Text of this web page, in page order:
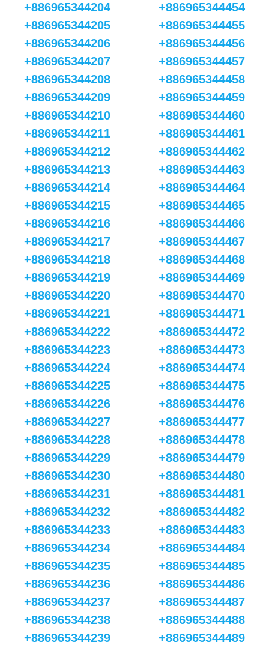
+886965344204
+886965344205
+886965344206
+886965344207
+886965344208
+886965344209
+886965344210
+886965344211
+886965344212
+886965344213
+886965344214
+886965344215
+886965344216
+886965344217
+886965344218
+886965344219
+886965344220
+886965344221
+886965344222
+886965344223
+886965344224
+886965344225
+886965344226
+886965344227
+886965344228
+886965344229
+886965344230
+886965344231
+886965344232
+886965344233
+886965344234
+886965344235
+886965344236
+886965344237
+886965344238
+886965344239
+886965344454
+886965344455
+886965344456
+886965344457
+886965344458
+886965344459
+886965344460
+886965344461
+886965344462
+886965344463
+886965344464
+886965344465
+886965344466
+886965344467
+886965344468
+886965344469
+886965344470
+886965344471
+886965344472
+886965344473
+886965344474
+886965344475
+886965344476
+886965344477
+886965344478
+886965344479
+886965344480
+886965344481
+886965344482
+886965344483
+886965344484
+886965344485
+886965344486
+886965344487
+886965344488
+886965344489